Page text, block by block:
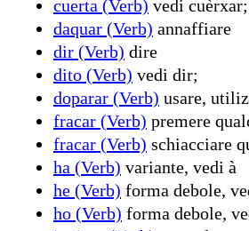
cuerta (Verb) vedi cuèrxar;
daquar (Verb) annaffiare
dir (Verb) dire
dito (Verb) vedi dir;
doparar (Verb) usare,
fracar (Verb) premere
fracar (Verb) schiacciare
ha (Verb) variante, vedi à
he (Verb) forma debole,
ho (Verb) forma debole,